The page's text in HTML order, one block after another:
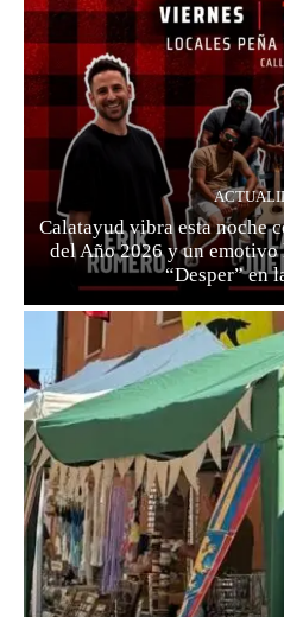
Calatayud vibra esta noche
del Año 2026 y un emotivo
“Desper” en